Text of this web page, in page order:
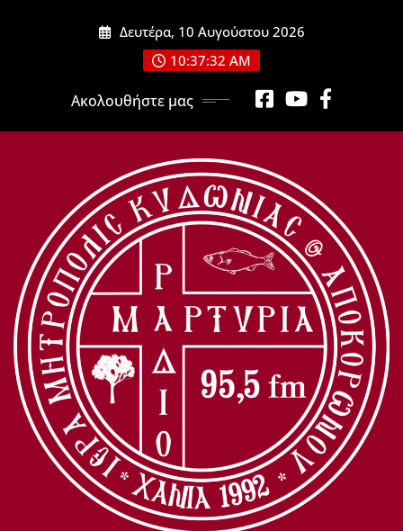
Δευτέρα, 10 Αυγούστου 2026
10:37:34 AM
Ακολουθήστε μας